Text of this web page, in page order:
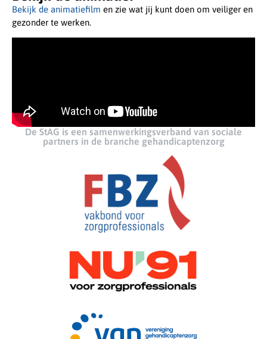
Bekijk de animatiefilm en zie wat jij kunt doen om veiliger en
gezonder te werken.
De StAG is een samenwerkingsverband van sociale
partners in de branche gehandicaptenzorg